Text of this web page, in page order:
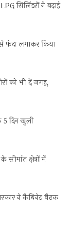
सिलिंडरों ने बढ़ाई
फंदा लगाकर किया
को भी दें जगह,
5 दिन खुली
सीमांत क्षेत्रों में
ने कैबिनेट बैठक